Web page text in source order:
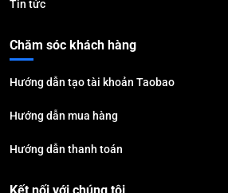
Tin tức
Chăm sóc khách hàng
Hướng dẫn tạo tài khoản Taobao
Hướng dẫn mua hàng
Hướng dẫn thanh toán